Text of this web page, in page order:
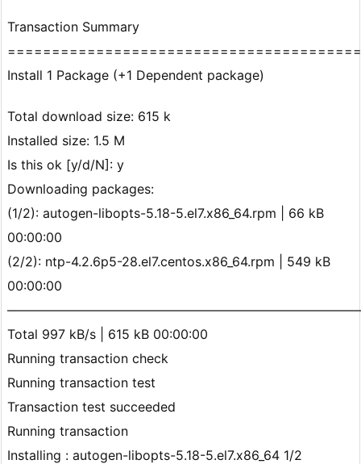
Transaction Summary
Install 1 Package (+1 Dependent package)
Total download size: 615 k
Installed size: 1.5 M
Is this ok [y/d/N]: y
Downloading packages:
(1/2): autogen-libopts-5.18-5.el7.x86_64.rpm | 66 kB
00:00:00
(2/2): ntp-4.2.6p5-28.el7.centos.x86_64.rpm | 549 kB
00:00:00
Total 997 kB/s | 615 kB 00:00:00
Running transaction check
Running transaction test
Transaction test succeeded
Running transaction
Installing : autogen-libopts-5.18-5.el7.x86_64 1/2